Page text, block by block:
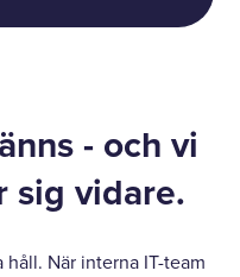
- och vi
sig vidare.
När interna IT-team